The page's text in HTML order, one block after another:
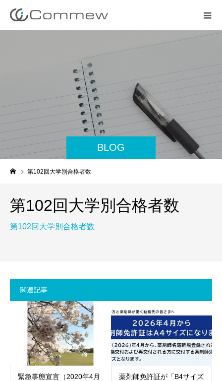
BLOG
第102回大学別合格者数
第102回大学別合格者数
第102回大学別合格者数
関連記事
緊急事態宣言（2020年4月
薬剤師免許証が「B4サイズ